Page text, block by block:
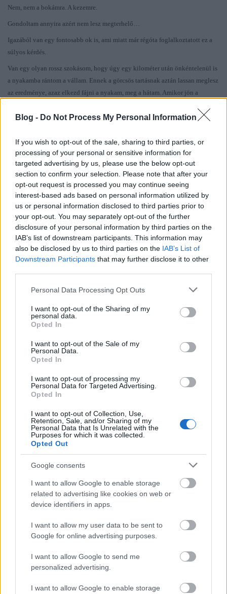
Blog - Do Not Process My Personal Information
If you wish to opt-out of the sale, sharing to third parties, or
processing of your personal or sensitive information for
targeted advertising by us, please use the below opt-out
section to confirm your selection. Please note that after your
opt-out request is processed you may continue seeing
interest-based ads based on personal information utilized by
us or personal information disclosed to third parties prior to
your opt-out. You may separately opt-out of the further
disclosure of your personal information by third parties on the
IAB’s list of downstream participants. This information may
also be disclosed by us to third parties on the IAB’s List of
Downstream Participants that may further disclose it to other
Please note that this website/app uses one or more Google
not limited to your visit or usage behaviour. You may click to
grant or deny consent to Google and its third-party tags to
use your data for below specified purposes in below Google
consent section.
Personal Data Processing Opt Outs
I want to opt-out of the Sharing of my
personal data.
Opted In
I want to opt-out of the Sale of my
Personal Data.
Opted In
I want to opt-out of processing my
Personal Data for Targeted Advertising.
Opted In
I want to opt-out of Collection, Use,
Retention, Sale, and/or Sharing of my
Personal Data that Is Unrelated with the
Purposes for which it was collected.
Opted Out
Google consents
I want to allow Google to enable storage
related to advertising like cookies on web or
device identifiers in apps.
I want to allow my user data to be sent to
Google for online advertising purposes.
I want to allow Google to send me
personalized advertising.
I want to allow Google to enable storage
Nem, nem a bokámra. A kezemre.
Gondoltam annyira azért nem lesz megterhelő…
Igazából van egy fontosabb ok is, ami miatt már régóta foglalkoztatott ez a
súlyos kérdés.
Van egy olyan rossz szokásom, hogy úgy egy kilométer után önkéntelenül is
a nyakamba rántom a vállam. Ennek a görcsös tartásnak aztán lassan meglesz
az eredménye, azaz elkezd fájni a nyakam, meg a hátam. Amikor jön a
Ez egyrészt már késő, mert a fájdalom megvan, csak enyhül. Másrészt mivel a
Azaz előbb-utóbb ismét visszahúzom a vállam…
Na most ez ellen gondoltam, hogy a csuklósúlyok hatásosak lesznek, és a
plusz kilók akadályozzák a rossz tartás felvételét.
Tény, hogy az ötlet részben bevált.
Vagyis a rossz tartást valamivel később vettem fel, így később jött a
fájdalom. De meg nem szüntette.
Ráadásul az utolsó két kilométeren, már határozottan tehernek kezdtem
érezni a súlyzókat.
Ugye egy hónapja nyolcvan négy kilót cipeltem. Most is. Igaz ebben már
benne volt a súlyzó adta plusz. Ez meglátszott a tempómon is. Mivel a
pulzusra koncentráltam, hogy maradjon lehetőleg 160 bpm körül, így a
Ráadásul a plusz teher érezhető izomlázat okozott.
mellőzzem, a dolog egyelőre nem tűnik rossznak, persze szigorú
megkötésekkel.
egyszer, a lassú napon fogom a súlyokat felcsatolni.
Kettő. Ugyancsak az ízületeimre való tekintettel – bár a neve csuklósúly –
eszem ágában sincs csuklón, vagy bokán viselni, hanem alkarra teszem. Így –
ha jól tudom – kevésbé terheli a könyökömet, de a vállamat az eredeti terv
szerint húzza. Ez persze nem zárja ki, hogy éppen hülyeséget csinálok,
mindenesetre, ha az ízületeim kezdem érezni a jótékonynak nem mondható
hatást, abbahagyom.
Három. Ha sikerül a görcsös tartástól megszabadulni, akkor is abbahagyom.
Tanulság? Az van. Egyelőre annyi, hogy kétszer egy kiló nehezebb, mint két
2011. március 5.
10,28 km
56’34”
5’30”